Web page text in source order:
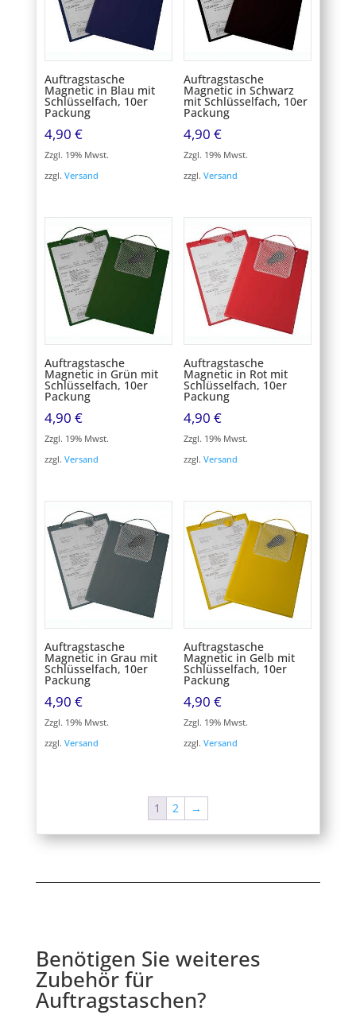
Auftragstasche
Magnetic in Blau mit
Schlüsselfach, 10er
Packung
4,90 €
Zzgl. 19% Mwst.
zzgl. Versand
Auftragstasche
Magnetic in Schwarz
mit Schlüsselfach, 10er
Packung
4,90 €
Zzgl. 19% Mwst.
zzgl. Versand
Auftragstasche
Magnetic in Grün mit
Schlüsselfach, 10er
Packung
4,90 €
Zzgl. 19% Mwst.
zzgl. Versand
Auftragstasche
Magnetic in Rot mit
Schlüsselfach, 10er
Packung
4,90 €
Zzgl. 19% Mwst.
zzgl. Versand
Auftragstasche
Magnetic in Grau mit
Schlüsselfach, 10er
Packung
4,90 €
Zzgl. 19% Mwst.
zzgl. Versand
Auftragstasche
Magnetic in Gelb mit
Schlüsselfach, 10er
Packung
4,90 €
Zzgl. 19% Mwst.
zzgl. Versand
1 2 →
Benötigen Sie weiteres
Zubehör für
Auftragstaschen?